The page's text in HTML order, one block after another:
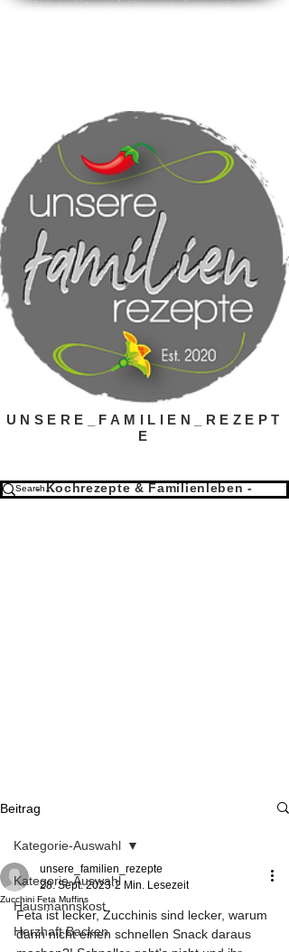
UNSERE_FAMILIEN_REZEPT
E
- Kochrezepte & Familienleben -
Beitrag
Kategorie-Auswahl
Hausmannskost
Herzhaft Backen
Kategorie-Auswahl
Zucchini Feta Muffins
unsere_familien_rezepte
28. Sept. 2023 2 Min. Lesezeit
Feta ist lecker, Zucchinis sind lecker, warum
dann nicht einen schnellen Snack daraus